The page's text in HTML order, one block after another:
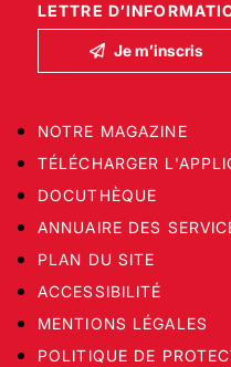
LETTRE
Je m’inscris
NOTRE MAGAZINE
TÉLÉCHARGER
DOCUTHÈQUE
ANNUAIRE DES
PLAN DU SITE
ACCESSIBILITÉ
MENTIONS LÉGALES
POLITIQUE DE